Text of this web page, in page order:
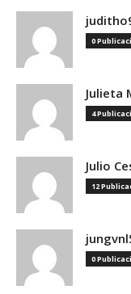
0
Julieta
4
Julio
12
0